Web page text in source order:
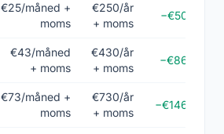
€25/måned +
moms
€250/år
+ moms
−€50
€43/måned
+ moms
€430/år
+ moms
−€86
€73/måned +
moms
€730/år
+ moms
−€146